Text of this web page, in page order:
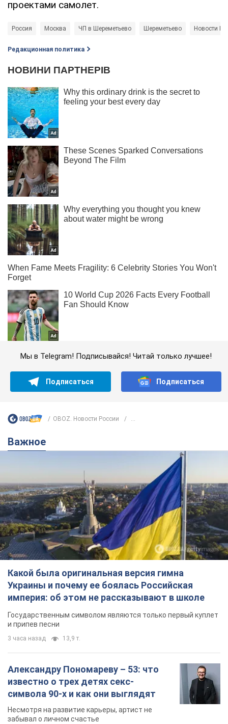
проектами самолет.
Россия Москва ЧП в Шереметьево Шереметьево Новости
Редакционная политика
Мы в Telegram! Подписывайся! Читай только лучшее!
Подписаться Подписаться
OBOZ. Новости России ...
Важное
Какой была оригинальная версия гимна
Украины и почему ее боялась Российская
империя: об этом не рассказывают в школе
Государственным символом являются только первый куплет
и припев песни
3 часа назад 13,9 т.
Александру Пономареву – 53: что
известно о трех детях секс-
символа 90-х и как они выглядят
Несмотря на развитие карьеры, артист не
забывал о личном счастье